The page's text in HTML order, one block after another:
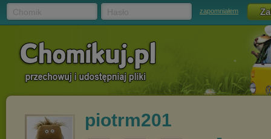
zapomniałem
piotrm201